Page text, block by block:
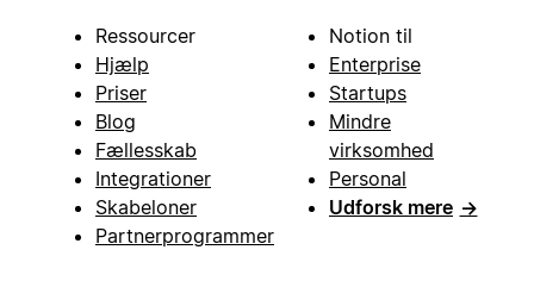
Ressourcer
Hjælp
Priser
Blog
Fællesskab
Integrationer
Skabeloner
Partnerprogrammer
Notion til
Enterprise
Startups
Mindre
virksomhed
Personal
Udforsk mere →